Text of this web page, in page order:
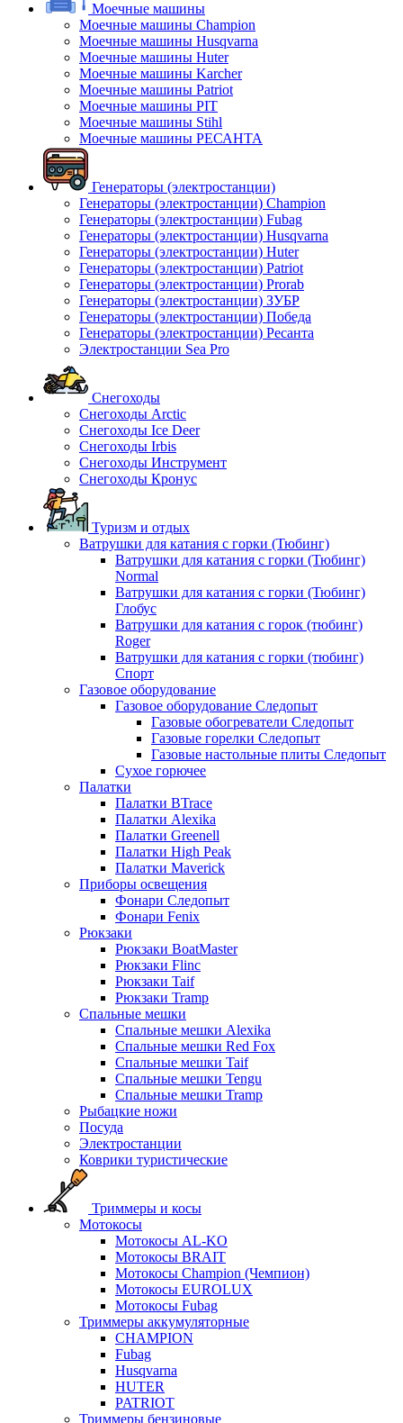
Моечные машины
Моечные машины Champion
Моечные машины Husqvarna
Моечные машины Huter
Моечные машины Karcher
Моечные машины Patriot
Моечные машины PIT
Моечные машины Stihl
Моечные машины РЕСАНТА
Генераторы (электростанции)
Генераторы (электростанции) Champion
Генераторы (электростанции) Fubag
Генераторы (электростанции) Husqvarna
Генераторы (электростанции) Huter
Генераторы (электростанции) Patriot
Генераторы (электростанции) Prorab
Генераторы (электростанции) ЗУБР
Генераторы (электростанции) Победа
Генераторы (электростанции) Ресанта
Электростанции Sea Pro
Снегоходы
Снегоходы Arctic
Снегоходы Ice Deer
Снегоходы Irbis
Снегоходы Инструмент
Снегоходы Кронус
Туризм и отдых
Ватрушки для катания с горки (Тюбинг)
Ватрушки для катания с горки (Тюбинг)
Normal
Ватрушки для катания с горки (Тюбинг)
Глобус
Ватрушки для катания с горок (тюбинг)
Roger
Ватрушки для катания с горки (тюбинг)
Спорт
Газовое оборудование
Газовое оборудование Следопыт
Газовые обогреватели Следопыт
Газовые горелки Следопыт
Газовые настольные плиты Следопыт
Сухое горючее
Палатки
Палатки BTrace
Палатки Alexika
Палатки Greenell
Палатки High Peak
Палатки Maverick
Приборы освещения
Фонари Следопыт
Фонари Fenix
Рюкзаки
Рюкзаки BoatMaster
Рюкзаки Flinc
Рюкзаки Taif
Рюкзаки Tramp
Спальные мешки
Спальные мешки Alexika
Спальные мешки Red Fox
Спальные мешки Taif
Спальные мешки Tengu
Спальные мешки Tramp
Рыбацкие ножи
Посуда
Электростанции
Коврики туристические
Триммеры и косы
Мотокосы
Мотокосы AL-KO
Мотокосы BRAIT
Мотокосы Champion (Чемпион)
Мотокосы EUROLUX
Мотокосы Fubag
Триммеры аккумуляторные
CHAMPION
Fubag
Husqvarna
HUTER
PATRIOT
Триммеры бензиновые